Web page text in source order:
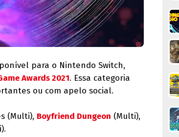
para o Nintendo Switch,
Awards 2021. Essa categoria
ou com apelo social.
(Multi), Boyfriend Dungeon (Multi),